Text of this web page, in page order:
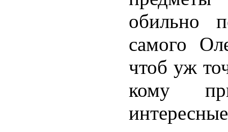
обильно
самого
чтоб уж
кому